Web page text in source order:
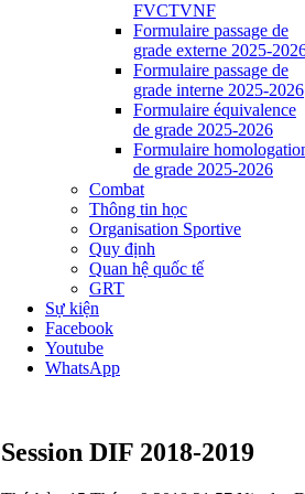
FVCTVNF
Formulaire passage de
grade externe 2025-
Formulaire passage de
grade interne 2025-2026
Formulaire équivalence
de grade 2025-2026
Formulaire
de grade 2025-2026
Combat
Thông tin học
Organisation Sportive
Quy định
Quan hệ quốc tế
GRT
Sự kiện
Facebook
Youtube
WhatsApp
Session DIF 2018-2019